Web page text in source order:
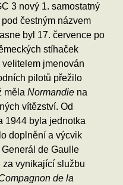
3 nový 1. samostatný
čestným názvem
byl 17. července po
stíhaček
jmenován
pilotů přežilo
měla Normandie na
vítězství. Od
1944 byla jednotka
doplnění a výcvik
de Gaulle
vynikající službu
de la